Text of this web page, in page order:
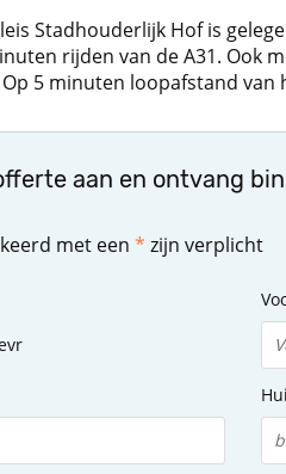
Stadhouderlijk Hof is
rijden van de A31. Ook
5 minuten loopafstand
aan en ontvang
met een * zijn verplicht